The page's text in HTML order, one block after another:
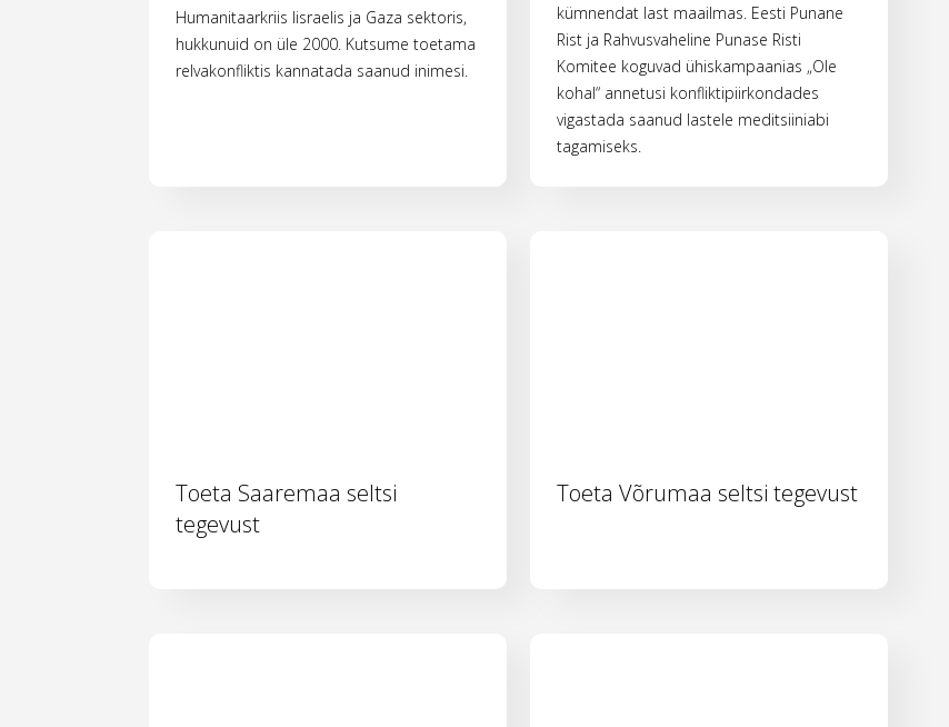
Humanitaarkriis Iisraelis ja Gaza sektoris,
hukkunuid on üle 2000. Kutsume toetama
relvakonfliktis kannatada saanud inimesi.
kümnendat last maailmas. Eesti Punane
Rist ja Rahvusvaheline Punase Risti
Komitee koguvad ühiskampaanias „Ole
kohal“ annetusi konfliktipiirkondades
vigastada saanud lastele meditsiiniabi
tagamiseks.
Toeta Saaremaa seltsi
tegevust
Toeta Võrumaa seltsi tegevust